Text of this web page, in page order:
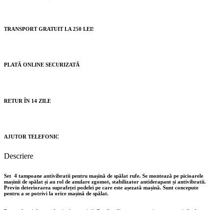
TRANSPORT GRATUIT LA 250 LEI!
PLATĂ ONLINE SECURIZATĂ
RETUR ÎN 14 ZILE
AJUTOR TELEFONIC
Descriere
Set 4 tampoane antivibratii pentru mașină de spălat rufe. Se montează pe picioarele
mașinii de spălat și au rol de anulare zgomot, stabilizator antiderapant și antivibratii.
Previn deteriorarea suprafeței podelei pe care este așezată mașină. Sunt concepute
pentru a se potrivi la orice mașină de spălat.